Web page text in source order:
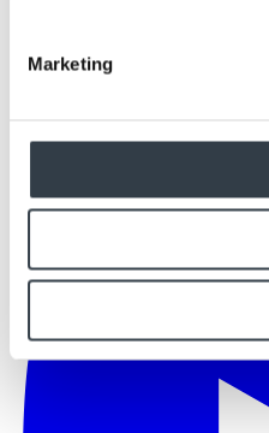
Marketing